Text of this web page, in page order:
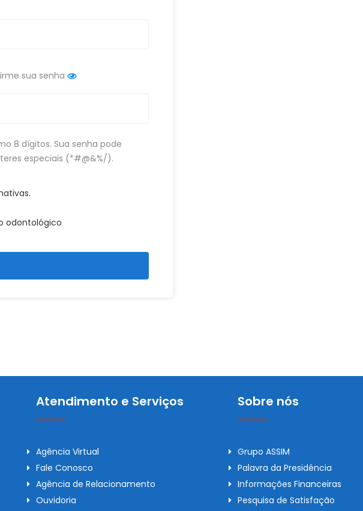
sua senha
8 dígitos. Sua senha pode
especiais (*#@&%/).
odontológico
Atendimento e Serviços
Agência Virtual
Fale Conosco
Agência de Relacionamento
Ouvidoria
Sobre nós
Grupo ASSIM
Palavra da Presidência
Informações Financeiras
Pesquisa de Satisfação